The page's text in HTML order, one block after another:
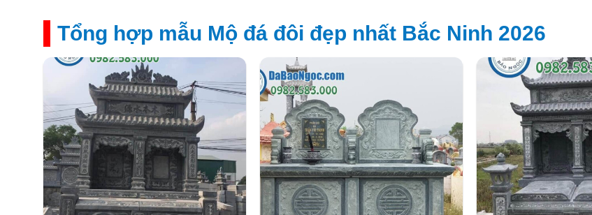
Tổng hợp mẫu Mộ đá đôi đẹp nhất Bắc Ninh 2026